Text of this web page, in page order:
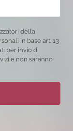
della
in base art. 13
per invio di
e non saranno